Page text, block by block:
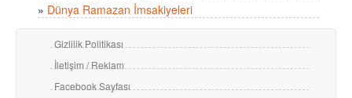
» Dünya Ramazan İmsakiyeleri
Gizlilik Politikası
İletişim / Reklam
Facebook Sayfası